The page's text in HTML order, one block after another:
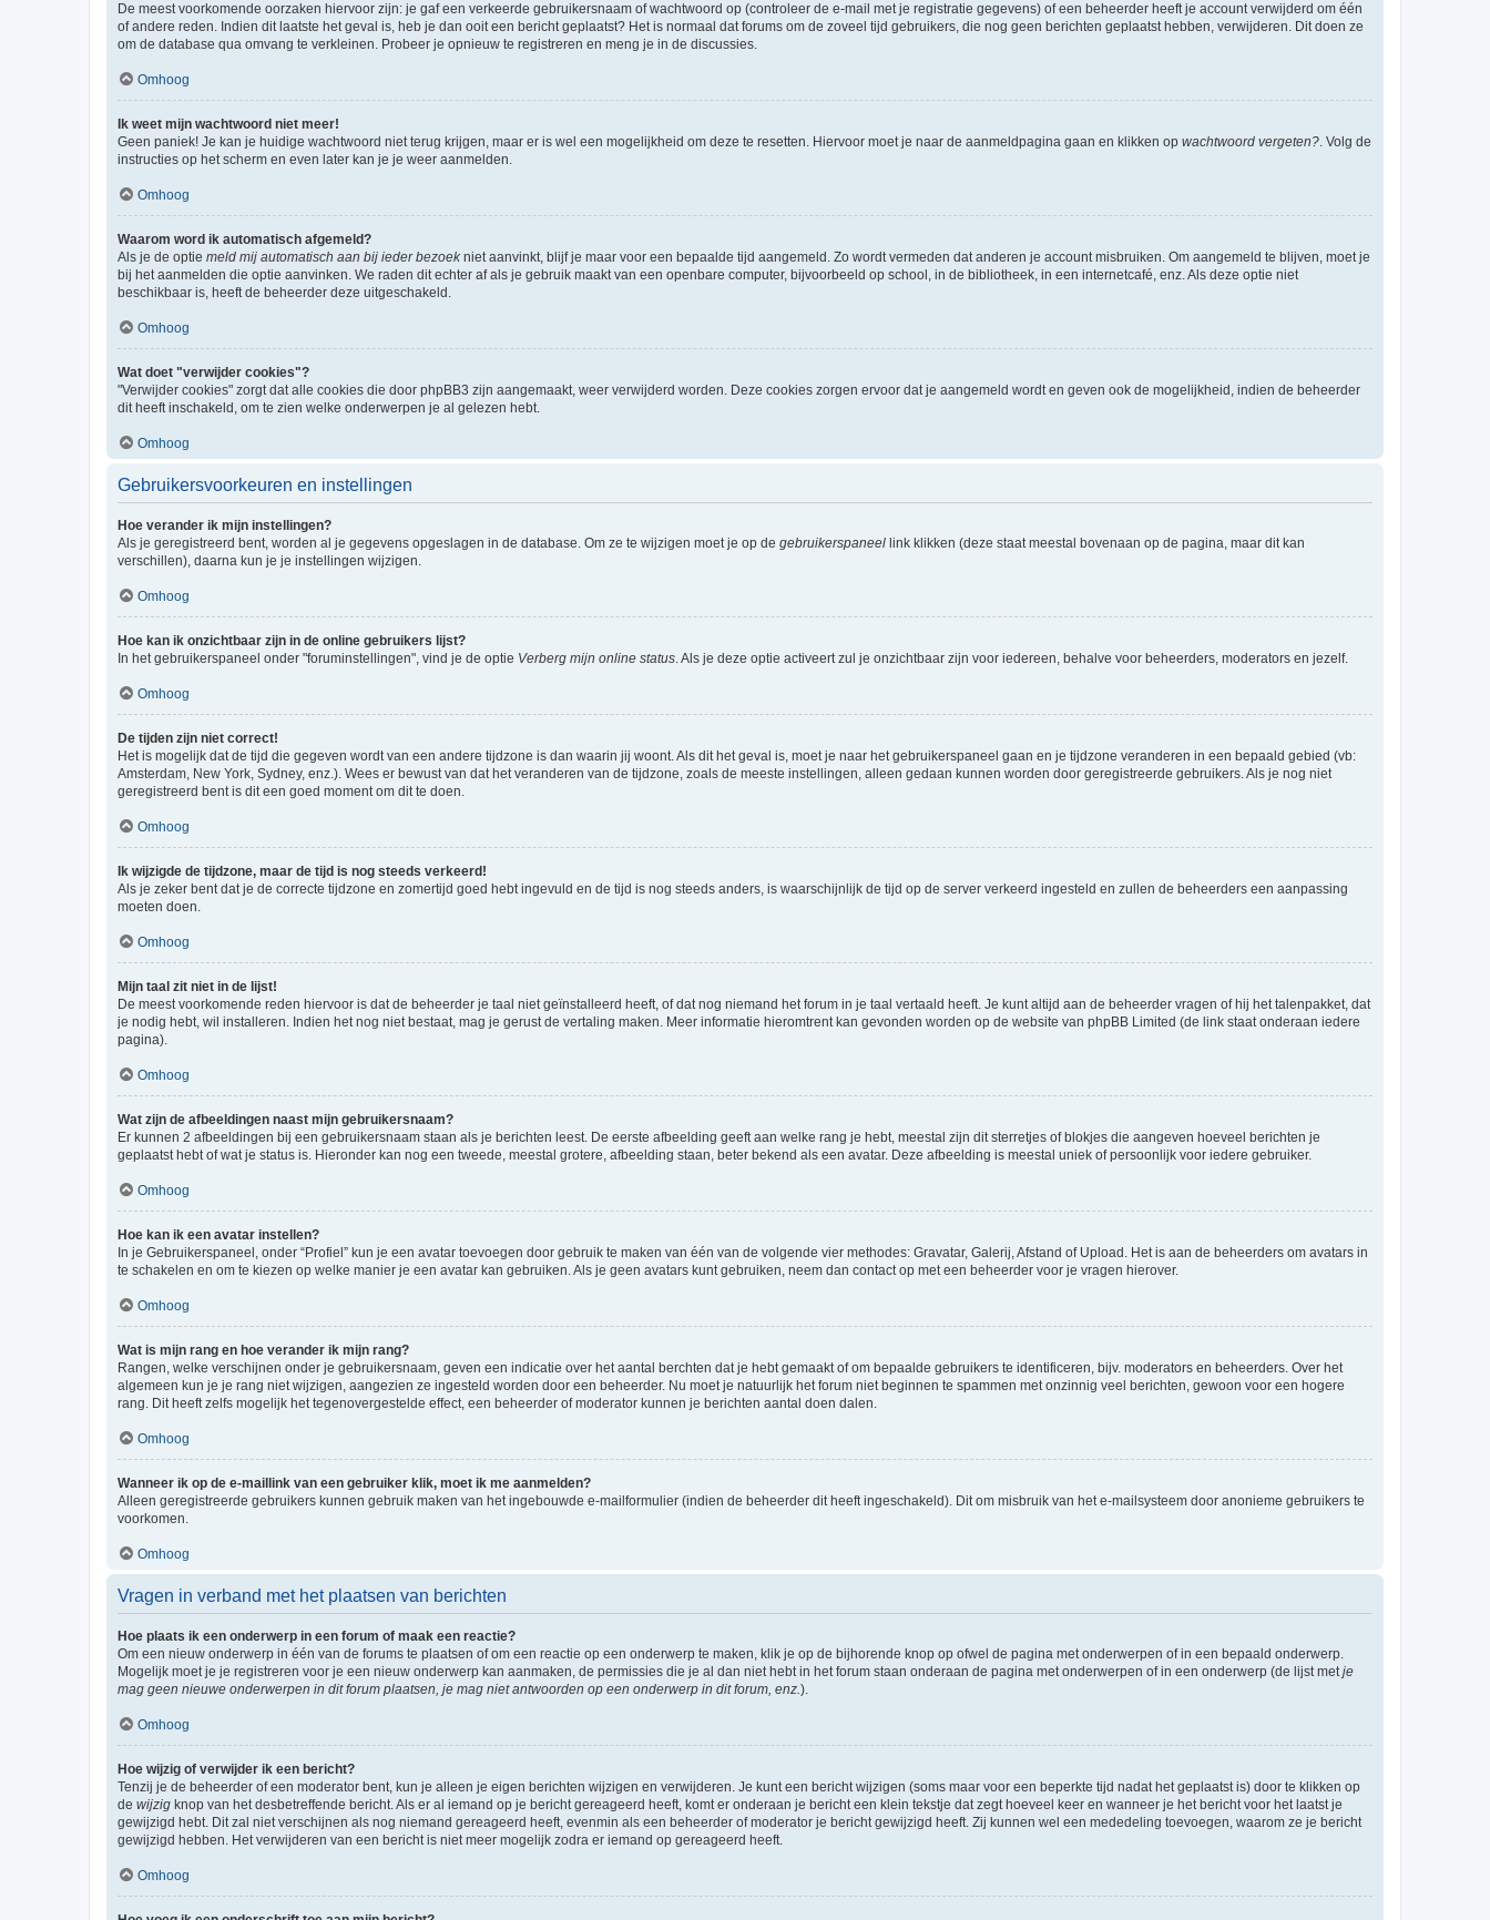
De meest voorkomende oorzaken hiervoor zijn: je gaf een verkeerde gebruikersnaam of wachtwoord op (controleer de e-mail met je registratie gegevens) of een beheerder heeft je account verwijderd om één
of andere reden. Indien dit laatste het geval is, heb je dan ooit een bericht geplaatst? Het is normaal dat forums om de zoveel tijd gebruikers, die nog geen berichten geplaatst hebben, verwijderen. Dit doen ze
om de database qua omvang te verkleinen. Probeer je opnieuw te registreren en meng je in de discussies.
Omhoog
Ik weet mijn wachtwoord niet meer!
Geen paniek! Je kan je huidige wachtwoord niet terug krijgen, maar er is wel een mogelijkheid om deze te resetten. Hiervoor moet je naar de aanmeldpagina gaan en klikken op wachtwoord vergeten?. Volg de
instructies op het scherm en even later kan je je weer aanmelden.
Omhoog
Waarom word ik automatisch afgemeld?
Als je de optie meld mij automatisch aan bij ieder bezoekniet aanvinkt, blijf je maar voor een bepaalde tijd aangemeld. Zo wordt vermeden dat anderen je account misbruiken. Om aangemeld te blijven, moet je
bij het aanmelden die optie aanvinken. We raden dit echter af als je gebruik maakt van een openbare computer, bijvoorbeeld op school, in de bibliotheek, in een internetcafé, enz. Als deze optie niet
beschikbaar is, heeft de beheerder deze uitgeschakeld.
Omhoog
Wat doet "verwijder cookies"?
"Verwijder cookies" zorgt dat alle cookies die door phpBB3 zijn aangemaakt, weer verwijderd worden. Deze cookies zorgen ervoor dat je aangemeld wordt en geven ook de mogelijkheid, indien de beheerder
dit heeft inschakeld, om te zien welke onderwerpen je al gelezen hebt.
Omhoog
Gebruikersvoorkeuren en instellingen
Hoe verander ik mijn instellingen?
Als je geregistreerd bent, worden al je gegevens opgeslagen in de database. Om ze te wijzigen moet je op de gebruikerspaneel link klikken (deze staat meestal bovenaan op de pagina, maar dit kan
verschillen), daarna kun je je instellingen wijzigen.
Omhoog
Hoe kan ik onzichtbaar zijn in de online gebruikers lijst?
In het gebruikerspaneel onder "foruminstellingen", vind je de optie Verberg mijn online status. Als je deze optie activeert zul je onzichtbaar zijn voor iedereen, behalve voor beheerders, moderators en jezelf.
Omhoog
De tijden zijn niet correct!
Het is mogelijk dat de tijd die gegeven wordt van een andere tijdzone is dan waarin jij woont. Als dit het geval is, moet je naar het gebruikerspaneel gaan en je tijdzone veranderen in een bepaald gebied (vb:
Amsterdam, New York, Sydney, enz.). Wees er bewust van dat het veranderen van de tijdzone, zoals de meeste instellingen, alleen gedaan kunnen worden door geregistreerde gebruikers. Als je nog niet
geregistreerd bent is dit een goed moment om dit te doen.
Omhoog
Ik wijzigde de tijdzone, maar de tijd is nog steeds verkeerd!
Als je zeker bent dat je de correcte tijdzone en zomertijd goed hebt ingevuld en de tijd is nog steeds anders, is waarschijnlijk de tijd op de server verkeerd ingesteld en zullen de beheerders een aanpassing
moeten doen.
Omhoog
Mijn taal zit niet in de lijst!
De meest voorkomende reden hiervoor is dat de beheerder je taal niet geïnstalleerd heeft, of dat nog niemand het forum in je taal vertaald heeft. Je kunt altijd aan de beheerder vragen of hij het talenpakket, dat
je nodig hebt, wil installeren. Indien het nog niet bestaat, mag je gerust de vertaling maken. Meer informatie hieromtrent kan gevonden worden op de website van phpBB Limited (de link staat onderaan iedere
pagina).
Omhoog
Wat zijn de afbeeldingen naast mijn gebruikersnaam?
Er kunnen 2 afbeeldingen bij een gebruikersnaam staan als je berichten leest. De eerste afbeelding geeft aan welke rang je hebt, meestal zijn dit sterretjes of blokjes die aangeven hoeveel berichten je
geplaatst hebt of wat je status is. Hieronder kan nog een tweede, meestal grotere, afbeelding staan, beter bekend als een avatar. Deze afbeelding is meestal uniek of persoonlijk voor iedere gebruiker.
Omhoog
Hoe kan ik een avatar instellen?
In je Gebruikerspaneel, onder “Profiel” kun je een avatar toevoegen door gebruik te maken van één van de volgende vier methodes: Gravatar, Galerij, Afstand of Upload. Het is aan de beheerders om avatars in
te schakelen en om te kiezen op welke manier je een avatar kan gebruiken. Als je geen avatars kunt gebruiken, neem dan contact op met een beheerder voor je vragen hierover.
Omhoog
Wat is mijn rang en hoe verander ik mijn rang?
Rangen, welke verschijnen onder je gebruikersnaam, geven een indicatie over het aantal berchten dat je hebt gemaakt of om bepaalde gebruikers te identificeren, bijv. moderators en beheerders. Over het
algemeen kun je je rang niet wijzigen, aangezien ze ingesteld worden door een beheerder. Nu moet je natuurlijk het forum niet beginnen te spammen met onzinnig veel berichten, gewoon voor een hogere
rang. Dit heeft zelfs mogelijk het tegenovergestelde effect, een beheerder of moderator kunnen je berichten aantal doen dalen.
Omhoog
Wanneer ik op de e-maillink van een gebruiker klik, moet ik me aanmelden?
Alleen geregistreerde gebruikers kunnen gebruik maken van het ingebouwde e-mailformulier (indien de beheerder dit heeft ingeschakeld). Dit om misbruik van het e-mailsysteem door anonieme gebruikers te
voorkomen.
Omhoog
Vragen in verband met het plaatsen van berichten
Hoe plaats ik een onderwerp in een forum of maak een reactie?
Om een nieuw onderwerp in één van de forums te plaatsen of om een reactie op een onderwerp te maken, klik je op de bijhorende knop op ofwel de pagina met onderwerpen of in een bepaald onderwerp.
Mogelijk moet je je registreren voor je een nieuw onderwerp kan aanmaken, de permissies die je al dan niet hebt in het forum staan onderaan de pagina met onderwerpen of in een onderwerp (de lijst metje
mag geen nieuwe onderwerpen in dit forum plaatsen, je mag niet antwoorden op een onderwerp in dit forum, enz.).
Omhoog
Hoe wijzig of verwijder ik een bericht?
Tenzij je de beheerder of een moderator bent, kun je alleen je eigen berichten wijzigen en verwijderen. Je kunt een bericht wijzigen (soms maar voor een beperkte tijd nadat het geplaatst is) door te klikken op
de wijzig knop van het desbetreffende bericht. Als er al iemand op je bericht gereageerd heeft, komt er onderaan je bericht een klein tekstje dat zegt hoeveel keer en wanneer je het bericht voor het laatst je
gewijzigd hebt. Dit zal niet verschijnen als nog niemand gereageerd heeft, evenmin als een beheerder of moderator je bericht gewijzigd heeft. Zij kunnen wel een mededeling toevoegen, waarom ze je bericht
gewijzigd hebben. Het verwijderen van een bericht is niet meer mogelijk zodra er iemand op gereageerd heeft.
Omhoog